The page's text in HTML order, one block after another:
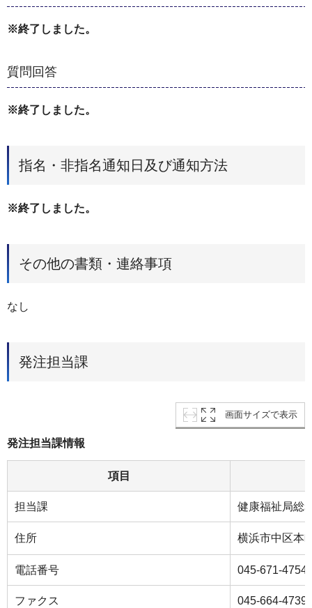
※終了しました。
質問回答
※終了しました。
指名・非指名通知日及び通知方法
※終了しました。
その他の書類・連絡事項
なし
発注担当課
画面サイズで表示
発注担当課情報
項目
担当課 健康福祉局総
住所 横浜市中区本
電話番号 045-671-4754
ファクス 045-664-4739